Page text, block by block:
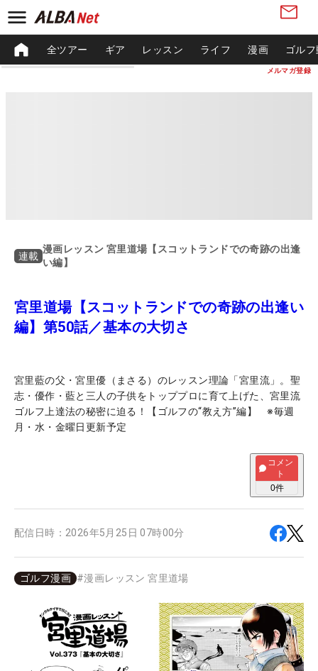
メルマガ登録
全ツアー ギア レッスン ライフ 漫画 ゴル
連載
漫画レッスン 宮里道場【スコットランドでの奇跡の出逢
い編】
宮里道場【スコットランドでの奇跡の出逢い
編】第50話／基本の大切さ
宮里藍の父・宮里優（まさる）のレッスン理論「宮里流」。聖
志・優作・藍と三人の子供をトッププロに育て上げた、宮里流
ゴルフ上達法の秘密に迫る！【ゴルフの“教え方”編】 ※毎週
月・水・金曜日更新予定
コメン
ト
0件
配信日時： 2026年5月25日 07時00分
ゴルフ漫画 #漫画レッスン 宮里道場